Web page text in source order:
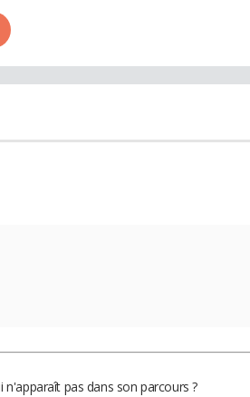
pas dans son parcours ?